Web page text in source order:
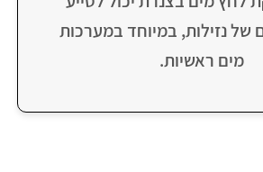
של נזילות, במיוחד במערכות
מים ראשיות.